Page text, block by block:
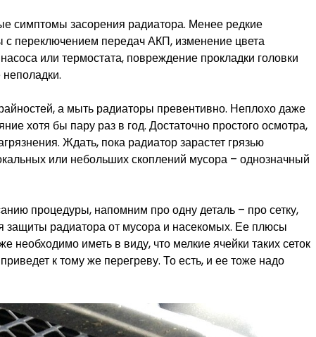
симптомы засорения радиатора. Менее редкие
переключением передач АКП, изменение цвета
или термостата, повреждение прокладки головки
а мыть радиаторы превентивно. Неплохо даже
хотя бы пару раз в год. Достаточно простого осмотра,
Ждать, пока радиатор зарастет грязью
или небольших скоплений мусора – однозначный
процедуры, напомним про одну деталь – про сетку,
защиты радиатора от мусора и насекомых. Ее плюсы
необходимо иметь в виду, что мелкие ячейки таких сеток
к тому же перегреву. То есть, и ее тоже надо